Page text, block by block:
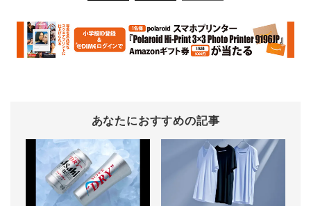
あなたにおすすめの記事